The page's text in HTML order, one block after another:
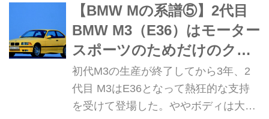
高品質なセダンでもなかったが、そこ
には従来のMモデルにはない独自の魅
力があったのだ。
【BMW Mの系譜⑤】2代目
BMW M3（E36）はモーター
スポーツのためだけのクル
マではなかった
初代M3の生産が終了してから3年、2
代目 M3はE36となって熱狂的な支持
を受けて登場した。ややボディは大き